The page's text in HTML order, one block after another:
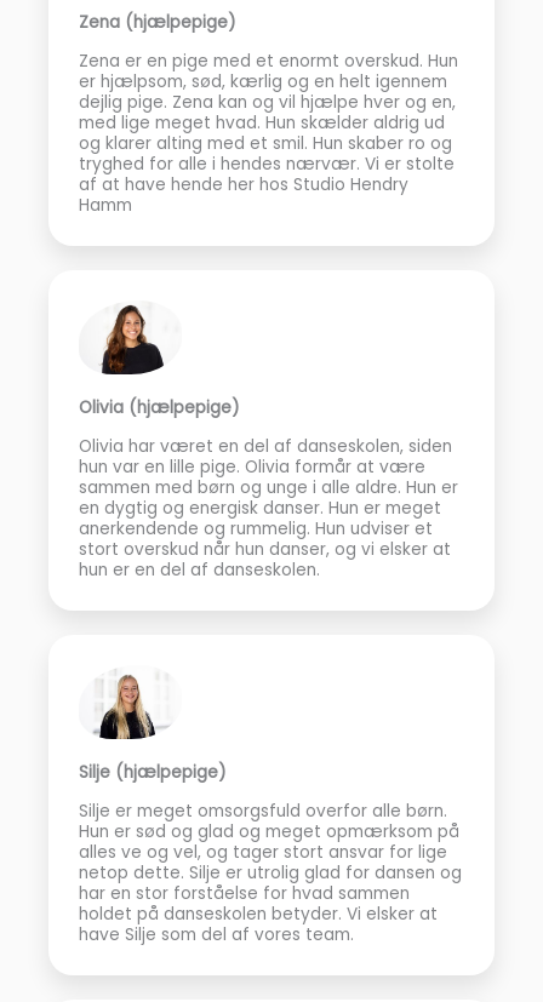
Zena (hjælpepige)
Zena er en pige med et enormt overskud. Hun
er hjælpsom, sød, kærlig og en helt igennem
dejlig pige. Zena kan og vil hjælpe hver og en,
med lige meget hvad. Hun skælder aldrig ud
og klarer alting med et smil. Hun skaber ro og
tryghed for alle i hendes nærvær. Vi er stolte
af at have hende her hos Studio Hendry
Hamm
Olivia (hjælpepige)
Olivia har været en del af danseskolen, siden
hun var en lille pige. Olivia formår at være
sammen med børn og unge i alle aldre. Hun er
en dygtig og energisk danser. Hun er meget
anerkendende og rummelig. Hun udviser et
stort overskud når hun danser, og vi elsker at
hun er en del af danseskolen.
Silje (hjælpepige)
Silje er meget omsorgsfuld overfor alle børn.
Hun er sød og glad og meget opmærksom på
alles ve og vel, og tager stort ansvar for lige
netop dette. Silje er utrolig glad for dansen og
har en stor forståelse for hvad sammen
holdet på danseskolen betyder. Vi elsker at
have Silje som del af vores team.